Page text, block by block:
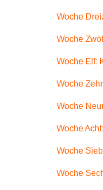
Woche
Woche
Woche Elf:
Woche
Woche
Woche
Woche
Woche